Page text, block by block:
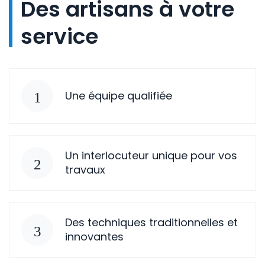
Des artisans à votre
service
Une équipe qualifiée
Un interlocuteur unique pour vos
travaux
Des techniques traditionnelles et
innovantes